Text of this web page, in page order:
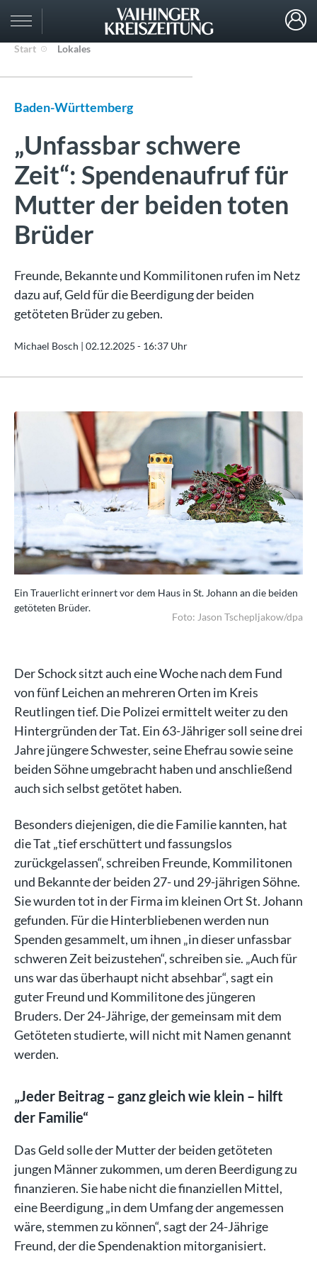
Start Lokales
Baden-Württemberg
„Unfassbar schwere
Zeit“: Spendenaufruf für
Mutter der beiden toten
Brüder
Freunde, Bekannte und Kommilitonen rufen im Netz
dazu auf, Geld für die Beerdigung der beiden
getöteten Brüder zu geben.
Michael Bosch | 02.12.2025 - 16:37 Uhr
Ein Trauerlicht erinnert vor dem Haus in St. Johann an die beiden
getöteten Brüder.
Foto: Jason Tschepljakow/dpa
Der Schock sitzt auch eine Woche nach dem Fund
von fünf Leichen an mehreren Orten im Kreis
Reutlingen tief. Die Polizei ermittelt weiter zu den
Hintergründen der Tat. Ein 63-Jähriger soll seine drei
Jahre jüngere Schwester, seine Ehefrau sowie seine
beiden Söhne umgebracht haben und anschließend
auch sich selbst getötet haben.
Besonders diejenigen, die die Familie kannten, hat
die Tat „tief erschüttert und fassungslos
zurückgelassen“, schreiben Freunde, Kommilitonen
und Bekannte der beiden 27- und 29-jährigen Söhne.
Sie wurden tot in der Firma im kleinen Ort St. Johann
gefunden. Für die Hinterbliebenen werden nun
Spenden gesammelt, um ihnen „in dieser unfassbar
schweren Zeit beizustehen“, schreiben sie. „Auch für
uns war das überhaupt nicht absehbar“, sagt ein
guter Freund und Kommilitone des jüngeren
Bruders. Der 24-Jährige, der gemeinsam mit dem
Getöteten studierte, will nicht mit Namen genannt
werden.
„Jeder Beitrag – ganz gleich wie klein – hilft
der Familie“
Das Geld solle der Mutter der beiden getöteten
jungen Männer zukommen, um deren Beerdigung zu
finanzieren. Sie habe nicht die finanziellen Mittel,
eine Beerdigung „in dem Umfang der angemessen
wäre, stemmen zu können“, sagt der 24-Jährige
Freund, der die Spendenaktion mitorganisiert.